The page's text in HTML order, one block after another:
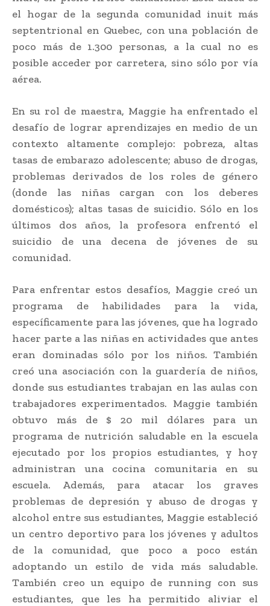
el hogar de la segunda comunidad inuit más
septentrional en Quebec, con una población de
poco más de 1.300 personas, a la cual no es
posible acceder por carretera, sino sólo por vía
aérea.
En su rol de maestra, Maggie ha enfrentado el
desafío de lograr aprendizajes en medio de un
contexto altamente complejo: pobreza, altas
tasas de embarazo adolescente; abuso de drogas,
problemas derivados de los roles de género
(donde las niñas cargan con los deberes
domésticos); altas tasas de suicidio. Sólo en los
últimos dos años, la profesora enfrentó el
suicidio de una decena de jóvenes de su
comunidad.
Para enfrentar estos desafíos, Maggie creó un
programa de habilidades para la vida,
específicamente para las jóvenes, que ha logrado
hacer parte a las niñas en actividades que antes
eran dominadas sólo por los niños. También
creó una asociación con la guardería de niños,
donde sus estudiantes trabajan en las aulas con
trabajadores experimentados. Maggie también
obtuvo más de $ 20 mil dólares para un
programa de nutrición saludable en la escuela
ejecutado por los propios estudiantes, y hoy
administran una cocina comunitaria en su
escuela. Además, para atacar los graves
problemas de depresión y abuso de drogas y
alcohol entre sus estudiantes, Maggie estableció
un centro deportivo para los jóvenes y adultos
de la comunidad, que poco a poco están
adoptando un estilo de vida más saludable.
También creo un equipo de running con sus
estudiantes, que les ha permitido aliviar el